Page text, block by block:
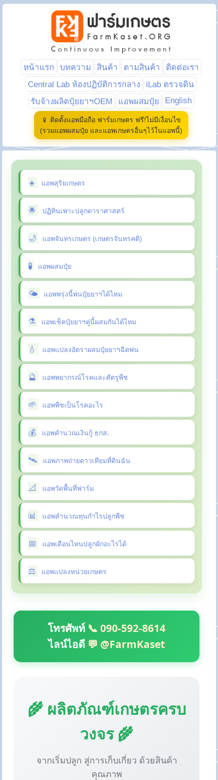
หน้าแรก บทความ สินค้า ตามสินค้า
ติดต่อเรา
Central Lab ห้องปฏิบัติการกลาง
iLab ตรวจดิน
รับจ้างผลิตปุ๋ยยาฯOEM
แอพผสมปุ๋ย English
📱 ติดตั้งแอพมือถือ ฟาร์มเกษตร ฟรี!ไม่มีเงื่อนไข
(รวมแอพผสมปุ๋ย และแอพเกษตรอื่นๆไว้ในแอพนี้)
แอพสุริยเกษตร
ปฏิทินเพาะปลูกดาราศาสตร์
แอพจันทรเกษตร (เกษตรจันทรคติ)
แอพผสมปุ๋ย
แอพพรุ่งนี้พ่นปุ๋ยยาฯได้ไหม
แอพเช็คปุ๋ยยาฯคู่นี้ผสมกันได้ไหม
แอพแปลงอัตราผสมปุ๋ยยาฯฉีดพ่น
แอพพยากรณ์โรคและศัตรูพืช
แอพพืชเป็นโรคอะไร
แอพคำนวณเงินกู้ ธกส.
แอพภาพถ่ายดาวเทียมที่ดินฉัน
แอพวัดพื้นที่ฟาร์ม
แอพคำนวณทุนกำไรปลูกพืช
แอพเดือนไหนปลูกผักอะไรได้
แอพแปลงหน่วยเกษตร
โทรศัพท์ 📞 090-592-8614
ไลน์ไอดี 💬 @FarmKaset
🌾 ผลิตภัณฑ์เกษตรครบ
วงจร 🌾
จากเริ่มปลูก สู่การเก็บเกี่ยว ด้วยสินค้า
คุณภาพ